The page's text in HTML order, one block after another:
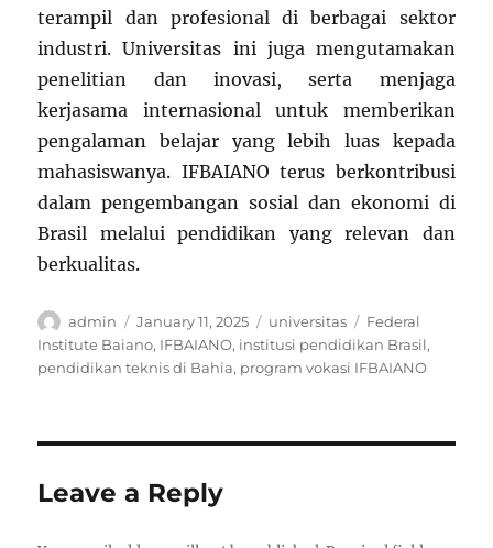
terampil dan profesional di berbagai sektor
industri. Universitas ini juga mengutamakan
penelitian dan inovasi, serta menjaga
kerjasama internasional untuk memberikan
pengalaman belajar yang lebih luas kepada
mahasiswanya. IFBAIANO terus berkontribusi
dalam pengembangan sosial dan ekonomi di
Brasil melalui pendidikan yang relevan dan
berkualitas.
Author
admin
Posted
on
January 11, 2025 Categories
universitas Tags
Federal
Institute Baiano, IFBAIANO, institusi pendidikan Brasil,
pendidikan teknis di Bahia, program vokasi IFBAIANO
Leave a Reply